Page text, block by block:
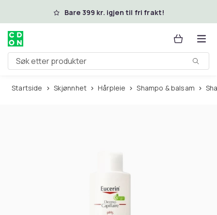
Hopp til hovedinnholdBare 399 kr. igjen til fri frakt!
Søk etter produkter
Startside Skjønnhet Hårpleie Shampo & balsam